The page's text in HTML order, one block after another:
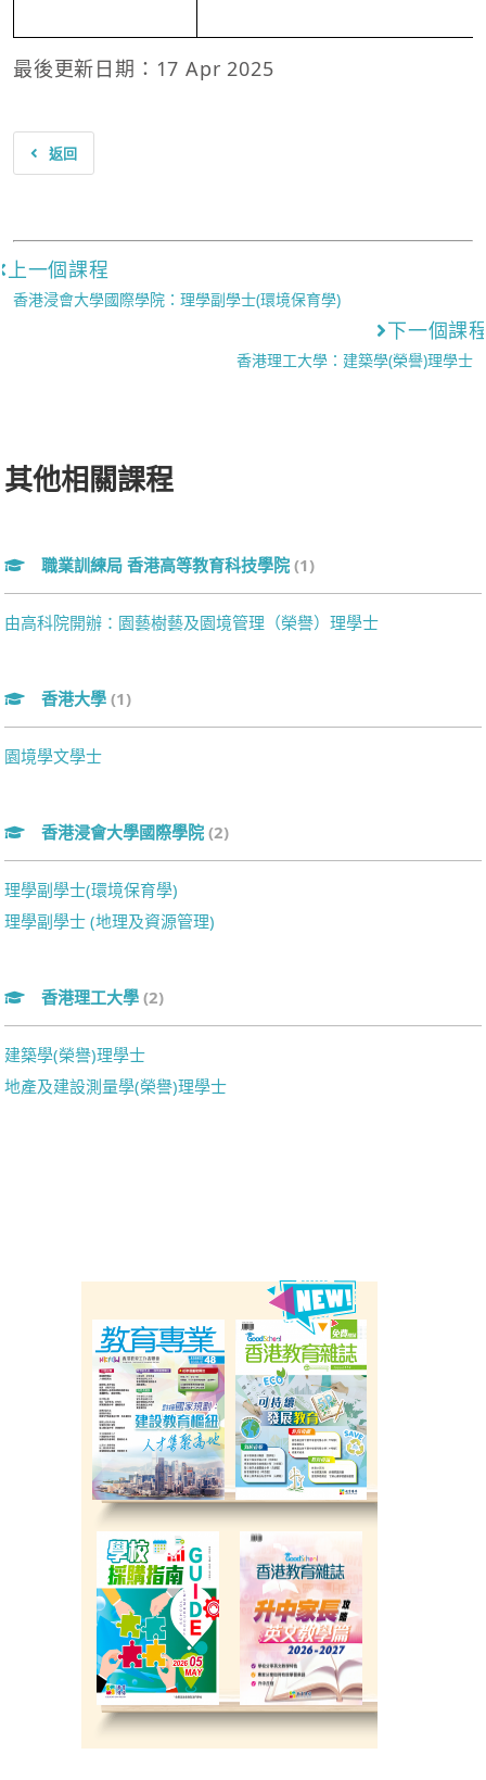
最後更新日期：17 Apr 2025
返回
上一個課程
香港浸會大學國際學院：理學副學士(環境保育學)
下一個課
香港理工大學：建築學(榮譽)理學士
其他相關課程
職業訓練局 香港高等教育科技學院 (1)
由高科院開辦：園藝樹藝及園境管理（榮譽）理學士
香港大學 (1)
園境學文學士
香港浸會大學國際學院 (2)
理學副學士(環境保育學)
理學副學士 (地理及資源管理)
香港理工大學 (2)
建築學(榮譽)理學士
地產及建設測量學(榮譽)理學士